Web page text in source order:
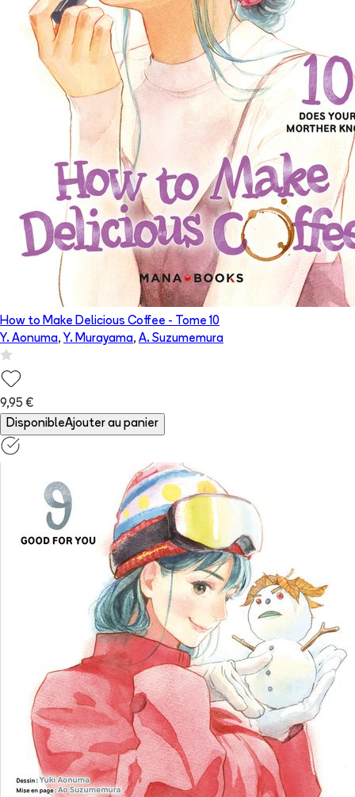
How to Make Delicious Coffee - Tome 10
Y. Aonuma, Y. Murayama, A. Suzumemura
9,95 €
DisponibleAjouter au panier